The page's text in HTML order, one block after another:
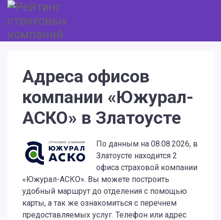
Адреса офисов
компании «Южурал-
АСКО» в Златоусте
По данным на 08.08.2026, в
Златоусте находится 2
офиса страховой компании
«Южурал-АСКО». Вы можете построить
удобный маршрут до отделения с помощью
карты, а так же ознакомиться с перечнем
предоставляемых услуг. Телефон или адрес